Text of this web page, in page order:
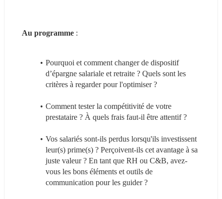
Au programme :
Pourquoi et comment changer de dispositif
d’épargne salariale et retraite ? Quels sont les
critères à regarder pour l'optimiser ?
Comment tester la compétitivité de votre
prestataire ? À quels frais faut-il être attentif ?
Vos salariés sont-ils perdus lorsqu'ils investissent
leur(s) prime(s) ? Perçoivent-ils cet avantage à sa
juste valeur ? En tant que RH ou C&B, avez-
vous les bons éléments et outils de
communication pour les guider ?